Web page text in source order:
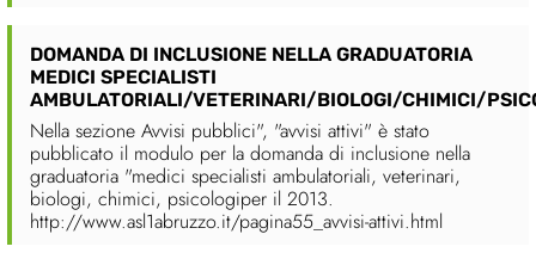
DOMANDA DI INCLUSIONE NELLA GRADUATORIA
MEDICI SPECIALISTI
AMBULATORIALI/VETERINARI/BIOLOGI/CHIMICI/
Nella sezione Avvisi pubblici", "avvisi attivi" è stato
pubblicato il modulo per la domanda di inclusione nella
graduatoria "medici specialisti ambulatoriali, veterinari,
biologi, chimici, psicologiper il 2013.
http://www.asl1abruzzo.it/pagina55_avvisi-attivi.html